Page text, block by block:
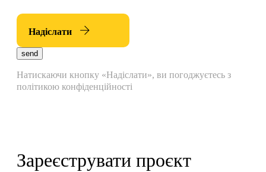
Надіслати
send
Натискаючи кнопку «Надіслати», ви погоджуєтесь з
політикою конфіденційності
Зареєструвати проєкт